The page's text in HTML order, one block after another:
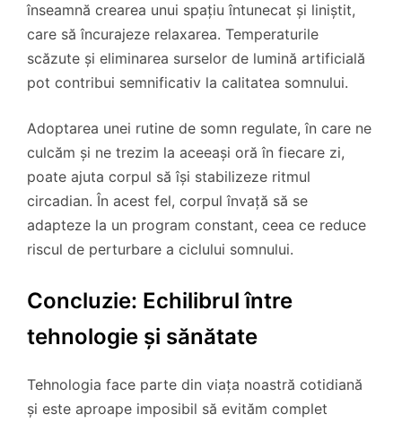
înseamnă crearea unui spațiu întunecat și liniștit,
care să încurajeze relaxarea. Temperaturile
scăzute și eliminarea surselor de lumină artificială
pot contribui semnificativ la calitatea somnului.
Adoptarea unei rutine de somn regulate, în care ne
culcăm și ne trezim la aceeași oră în fiecare zi,
poate ajuta corpul să își stabilizeze ritmul
circadian. În acest fel, corpul învață să se
adapteze la un program constant, ceea ce reduce
riscul de perturbare a ciclului somnului.
Concluzie: Echilibrul între
tehnologie și sănătate
Tehnologia face parte din viața noastră cotidiană
și este aproape imposibil să evităm complet